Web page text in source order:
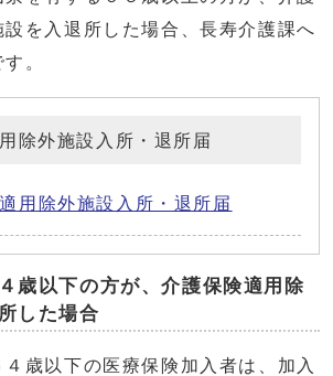
を入退所した場合、長寿介護課へ
。
除外施設入所・退所届
用除外施設入所・退所届
歳以下の方が、介護保険適用除
した場合
歳以下の医療保険加入者は、加入